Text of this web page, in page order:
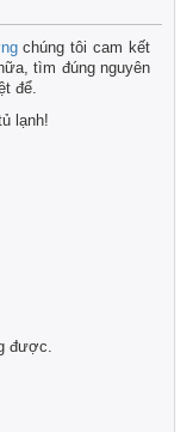
chúng tôi cam kết
tìm đúng nguyên
để.
lạnh!
được.